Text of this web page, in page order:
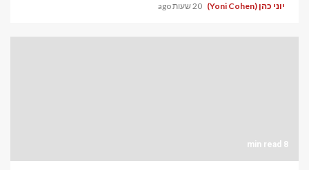
יוני כהן (Yoni Cohen) 20 שעות ago
8 min read